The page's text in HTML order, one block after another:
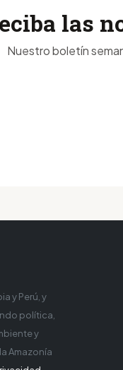
las
Nuestro boletín
y Perú, y
política,
y
Amazonía